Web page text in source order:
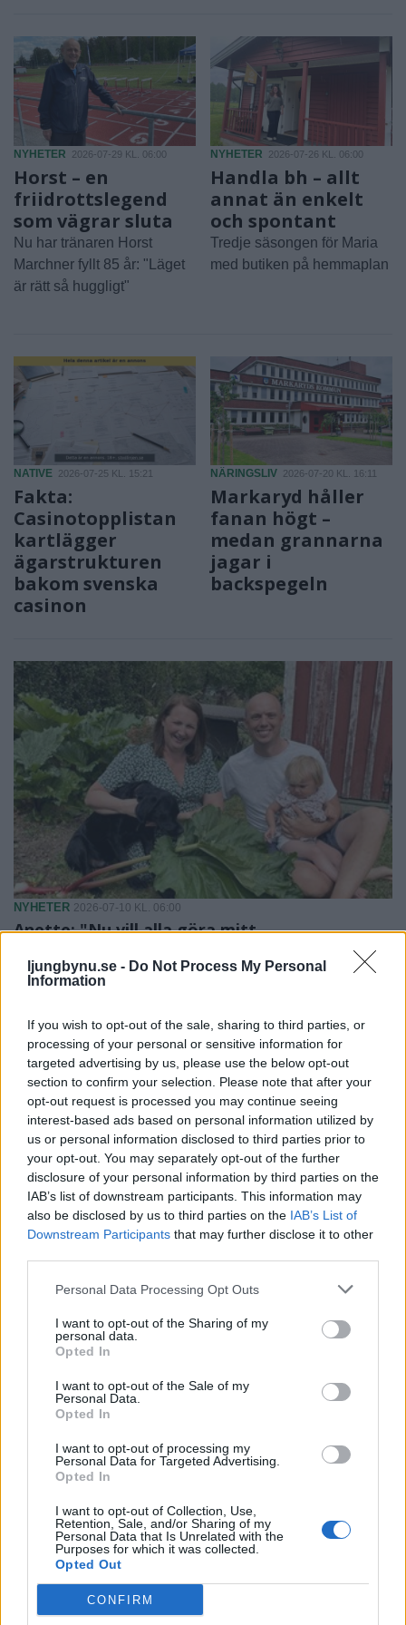
ljungbynu.se - Do Not Process My Personal
Information
If you wish to opt-out of the sale, sharing to third parties, or
processing of your personal or sensitive information for
targeted advertising by us, please use the below opt-out
section to confirm your selection. Please note that after your
opt-out request is processed you may continue seeing
interest-based ads based on personal information utilized by
us or personal information disclosed to third parties prior to
your opt-out. You may separately opt-out of the further
disclosure of your personal information by third parties on the
IAB’s list of downstream participants. This information may
also be disclosed by us to third parties on the IAB’s List of
Downstream Participants that may further disclose it to other
Personal Data Processing Opt Outs
I want to opt-out of the Sharing of my
personal data.
Opted In
I want to opt-out of the Sale of my
Personal Data.
Opted In
I want to opt-out of processing my
Personal Data for Targeted Advertising.
Opted In
I want to opt-out of Collection, Use,
Retention, Sale, and/or Sharing of my
Personal Data that Is Unrelated with the
Purposes for which it was collected.
Opted Out
CONFIRM
NYHETER 2026-07-29 KL. 06:00
Horst – en
friidrottslegend
som vägrar sluta
Nu har tränaren Horst
Marchner fyllt 85 år: "Läget
är rätt så huggligt"
NYHETER 2026-07-26 KL. 06:00
Handla bh – allt
annat än enkelt
och spontant
Tredje säsongen för Maria
med butiken på hemmaplan
NATIVE 2026-07-25 KL. 15:21
Fakta:
Casinotopplistan
kartlägger
ägarstrukturen
bakom svenska
casinon
NÄRINGSLIV 2026-07-20 KL. 16:11
Markaryd håller
fanan högt –
medan grannarna
jagar i
backspegeln
NYHETER 2026-07-10 KL. 06:00
Anette: "Nu vill alla göra mitt
Familjen inspirerar: Så gör de bubbel av rabarbern
NYHETER
Fyra anställda och över åttio frivilliga –
Second hand-varuhuset Slussen i Lagan är så mycket mer än "bara" en